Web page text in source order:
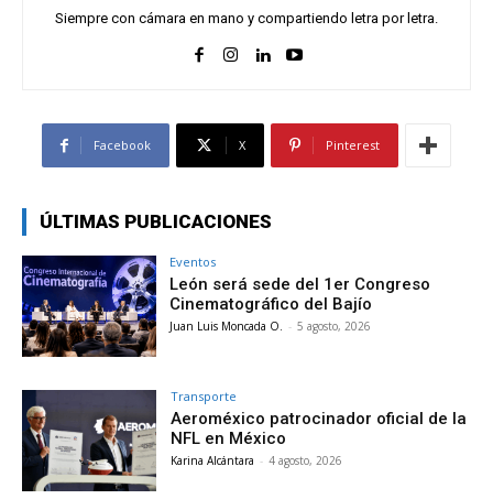
Siempre con cámara en mano y compartiendo letra por letra.
Facebook X Pinterest
ÚLTIMAS PUBLICACIONES
Eventos
León será sede del 1er Congreso
Cinematográfico del Bajío
Juan Luis Moncada O. - 5 agosto, 2026
Transporte
Aeroméxico patrocinador oficial de la
NFL en México
Karina Alcántara - 4 agosto, 2026